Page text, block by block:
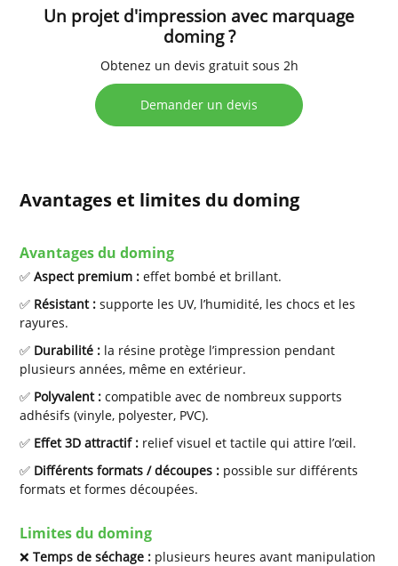
Un projet d'impression avec marquage
doming ?
Obtenez un devis gratuit sous 2h
Demander un devis
Avantages et limites du doming
Avantages du doming
✅Aspect premium :effet bombé et brillant.
✅ Résistant :supporte les UV, l’humidité, les chocs et les
rayures.
✅ Durabilité : la résine protège l’impression pendant
plusieurs années, même en extérieur.
✅ Polyvalent :compatible avec de nombreux supports
adhésifs (vinyle, polyester, PVC).
✅ Effet 3D attractif : relief visuel et tactile qui attire l’œil.
✅ Différents formats / découpes : possible sur différents
formats et formes découpées.
Limites du doming
❌Temps de séchage : plusieurs heures avant manipulation